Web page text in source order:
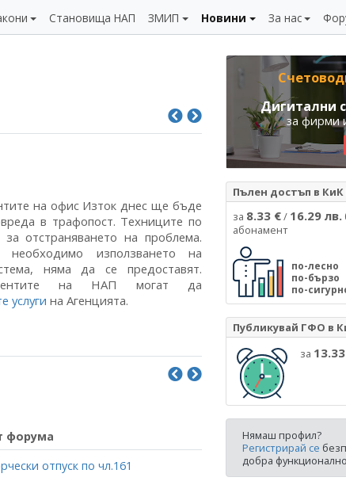
Становища НАП ЗМИП Новини За нас
на офис Изток днес ще бъде
в трафопост. Техниците по
отстраняването на проблема.
използването на
няма да се предоставят.
на НАП могат да
услуги на Агенцията.
форума
отпуск по чл.161
Дигитални
за фирми
Пълен достъп в
за 8.33 €/ 16.29 лв.
абонамент
по-лесно
по-бързо
по-
Публикувай ГФО в
за
Нямаш профил?
Регистрирай се
добра